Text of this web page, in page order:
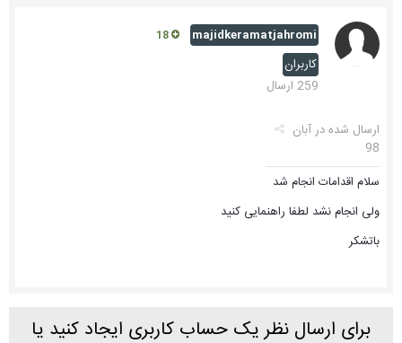
majidkeramatjahromi
کاربران
259 ارسال
ارسال شده درآبان
98
سلام اقدامات انجام شد
ولی انجام نشد لطفا راهنمایی کنید
باتشکر
برای ارسال نظر یک حساب کاربری ایجاد کنید یا